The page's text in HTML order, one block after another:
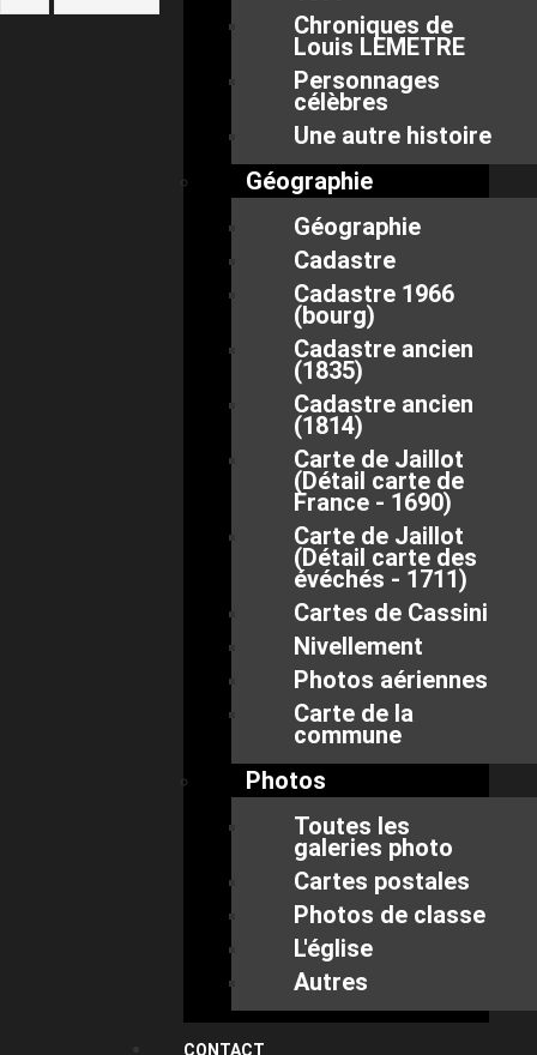
Chroniques de
Louis LEMETRE
Personnages
célèbres
Une autre histoire
Géographie
Géographie
Cadastre
Cadastre 1966
(bourg)
Cadastre ancien
(1835)
Cadastre ancien
(1814)
Carte de Jaillot
(Détail carte de
France - 1690)
Carte de Jaillot
(Détail carte des
évéchés - 1711)
Cartes de Cassini
Nivellement
Photos aériennes
Carte de la
commune
Photos
Toutes les
galeries photo
Cartes postales
Photos de classe
L'église
Autres
CONTACT